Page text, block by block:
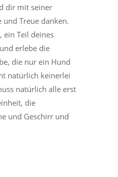
dir mit seiner
und Treue danken.
ein Teil deines
erlebe die
die nur ein Hund
natürlich keinerlei
natürlich alle erst
die
und Geschirr und